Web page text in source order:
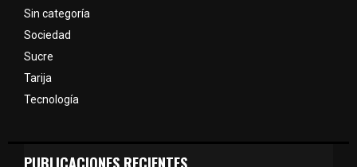
Sin categoría
Sociedad
Sucre
Tarija
Tecnología